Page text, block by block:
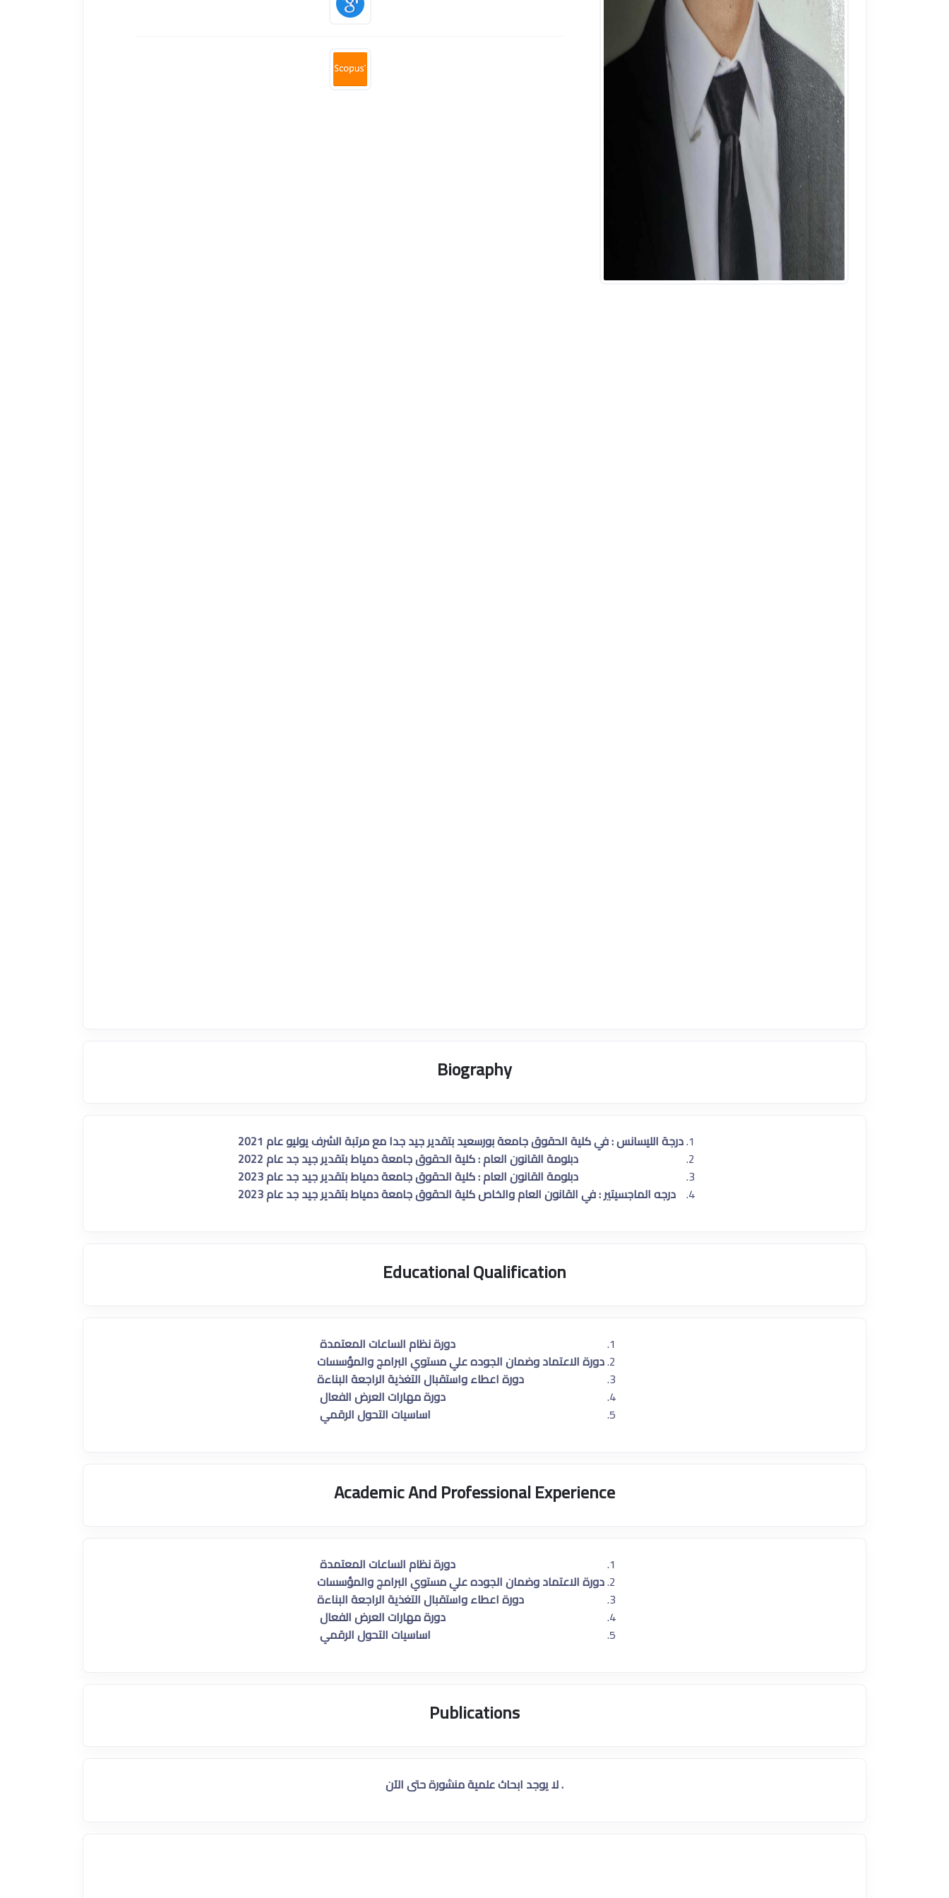
Biography
درجة الليسانس : في كلية الحقوق جامعة بورسعيد بتقدير جيد جدا مع مرتبة الشرف يوليو عام 2021
دبلومة القانون العام : كلية الحقوق جامعة دمياط بتقدير جيد جد عام 2022
دبلومة القانون العام : كلية الحقوق جامعة دمياط بتقدير جيد جد عام 2023
درجه الماجسيتير : في القانون العام والخاص كلية الحقوق جامعة دمياط بتقدير جيد جد عام 2023
Educational Qualification
دورة نظام الساعات المعتمدة
دورة الاعتماد وضمان الجوده علي مستوي البرامج والمؤسسات
دورة اعطاء واستقبال التغذية الراجعة البناءة
دورة مهارات العرض الفعال
اساسيات التحول الرقمي
Academic And Professional Experience
دورة نظام الساعات المعتمدة
دورة الاعتماد وضمان الجوده علي مستوي البرامج والمؤسسات
دورة اعطاء واستقبال التغذية الراجعة البناءة
دورة مهارات العرض الفعال
اساسيات التحول الرقمي
Publications
. لا يوجد ابحاث علمية منشورة حتى الآن